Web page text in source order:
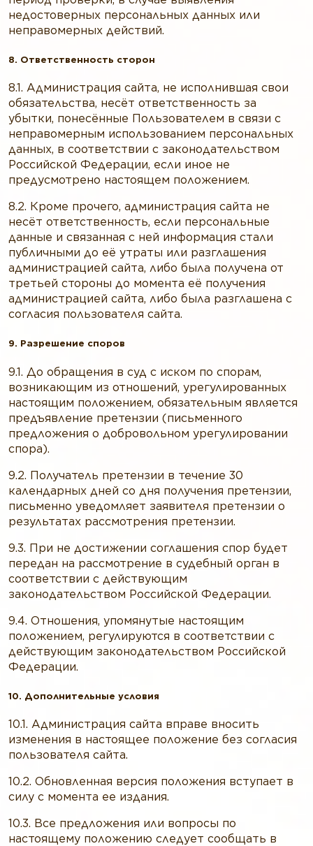
недостоверных персональных данных или
неправомерных действий.
8. Ответственность сторон
8.1. Администрация сайта, не исполнившая свои
обязательства, несёт ответственность за
убытки, понесённые Пользователем в связи с
неправомерным использованием персональных
данных, в соответствии с законодательством
Российской Федерации, если иное не
предусмотрено настоящем положением.
8.2. Кроме прочего, администрация сайта не
несёт ответственность, если персональные
данные и связанная с ней информация стали
публичными до её утраты или разглашения
администрацией сайта, либо была получена от
третьей стороны до момента её получения
администрацией сайта, либо была разглашена с
согласия пользователя сайта.
9. Разрешение споров
9.1. До обращения в суд с иском по спорам,
возникающим из отношений, урегулированных
настоящим положением, обязательным является
предъявление претензии (письменного
предложения о добровольном урегулировании
спора).
9.2. Получатель претензии в течение 30
календарных дней со дня получения претензии,
письменно уведомляет заявителя претензии о
результатах рассмотрения претензии.
9.3. При не достижении соглашения спор будет
передан на рассмотрение в судебный орган в
соответствии с действующим
законодательством Российской Федерации.
9.4. Отношения, упомянутые настоящим
положением, регулируются в соответствии с
действующим законодательством Российской
Федерации.
10. Дополнительные условия
10.1. Администрация сайта вправе вносить
изменения в настоящее положение без согласия
пользователя сайта.
10.2. Обновленная версия положения вступает в
силу с момента ее издания.
10.3. Все предложения или вопросы по
настоящему положению следует сообщать в